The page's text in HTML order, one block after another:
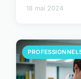
18 mai 2024